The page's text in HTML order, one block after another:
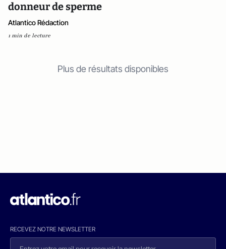
donneur de sperme
Atlantico Rédaction
1 min de lecture
Plus de résultats disponibles
RECEVEZ NOTRE NEWSLETTER